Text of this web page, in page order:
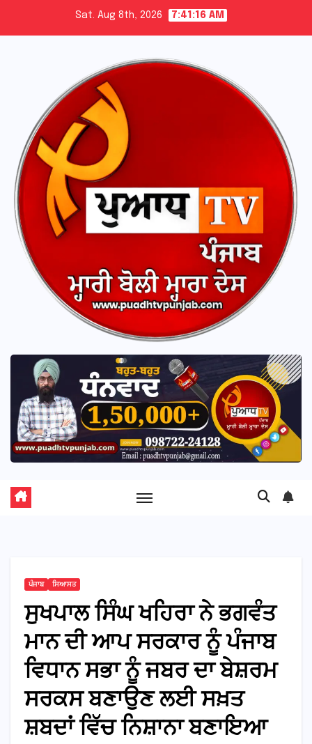
Sat. Aug 8th, 2026 7:41:17 AM
ਪੰਜਾਬ ਸਿਆਸਤ
ਸੁਖਪਾਲ ਸਿੰਘ ਖਹਿਰਾ ਨੇ ਭਗਵੰਤ
ਮਾਨ ਦੀ ਆਪ ਸਰਕਾਰ ਨੂੰ ਪੰਜਾਬ
ਵਿਧਾਨ ਸਭਾ ਨੂੰ ਜਬਰ ਦਾ ਬੇਸ਼ਰਮ
ਸਰਕਸ ਬਣਾਉਣ ਲਈ ਸਖ਼ਤ
ਸ਼ਬਦਾਂ ਵਿੱਚ ਨਿਸ਼ਾਨਾ ਬਣਾਇਆ